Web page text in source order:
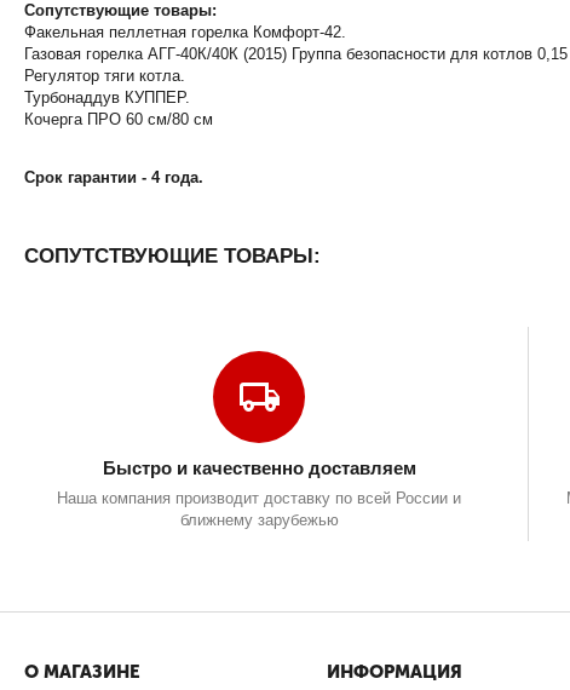
Сопутствующие товары:
Факельная пеллетная горелка Комфорт-42.
Газовая горелка АГГ-40К/40К (2015) Группа безопасности для котлов
Регулятор тяги котла.
Турбонаддув КУППЕР.
Кочерга ПРО 60 см/80 см
Срок гарантии - 4 года.
СОПУТСТВУЮЩИЕ ТОВАРЫ:
Быстро и качественно доставляем
Наша компания производит доставку по всей России и
ближнему зарубежью
О МАГАЗИНЕ ИНФОРМАЦИЯ